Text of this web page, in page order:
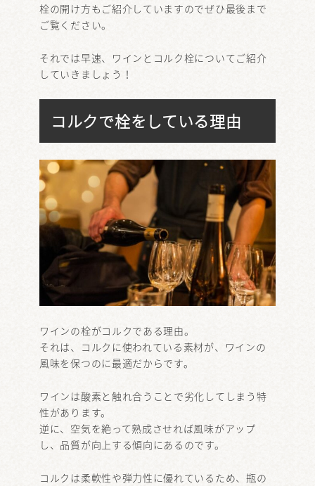
栓の開け方もご紹介していますのでぜひ最後まで
ご覧ください。
それでは早速、ワインとコルク栓についてご紹介
していきましょう！
コルクで栓をしている理由
ワインの栓がコルクである理由。
それは、コルクに使われている素材が、ワインの
風味を保つのに最適だからです。
ワインは酸素と触れ合うことで劣化してしまう特
性があります。
逆に、空気を絶って熟成させれば風味がアップ
し、品質が向上する傾向にあるのです。
コルクは柔軟性や弾力性に優れているため、瓶の